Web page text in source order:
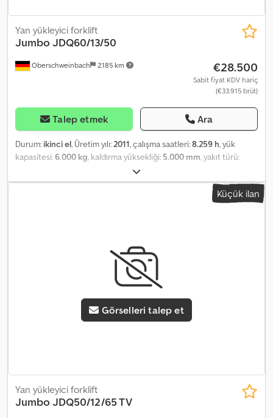
Oberschweinbach 2.185 km
Yan yükleyici forklift
JumboJDQ60/13/50
€28.500
Sabit fiyat KDV hariç
(€33.915 brüt)
Talep etmek Ara
Durum: ikinci el, Üretim yılı: 2011, çalışma saatleri:8.259 h, yük
kapasitesi:6.000 kg , kaldırma yüksekliği: 5.000 mm , yakıt türü:
, inşaat yüksekliği:
50 yüzde, renk:diğer,
Küçük ilan
Görselleri talep et
Yan yükleyici forklift
JumboJDQ50/12/65 TV